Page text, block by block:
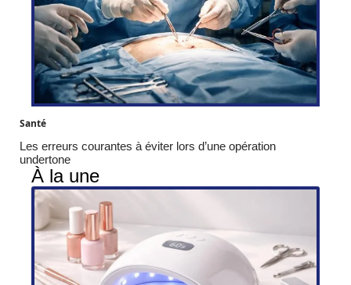
Santé
Les erreurs courantes à éviter lors d’une opération
undertone
À la une